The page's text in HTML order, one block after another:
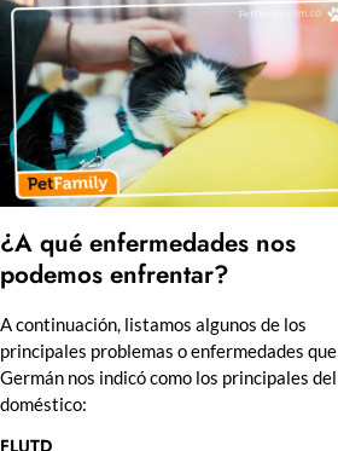
¿A qué enfermedades nos
podemos enfrentar?
A continuación, listamos algunos de los
principales problemas o enfermedades
Germán nos indicó como los principales
doméstico:
FLUTD